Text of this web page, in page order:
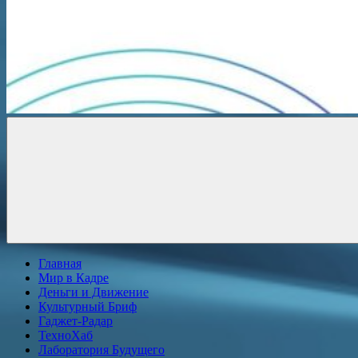
Главная
Мир в Кадре
Деньги и Движение
Культурный Бриф
Гаджет-Радар
ТехноХаб
Лаборатория Будущего